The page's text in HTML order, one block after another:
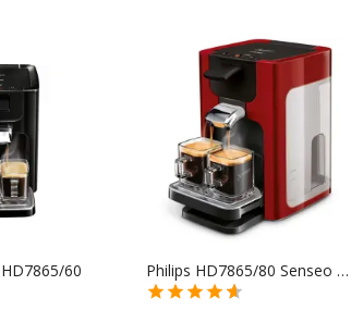
60 Philips HD7865/80 Senseo Quadrante